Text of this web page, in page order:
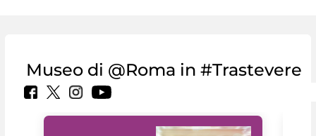
Museo di @Roma in #Trastevere